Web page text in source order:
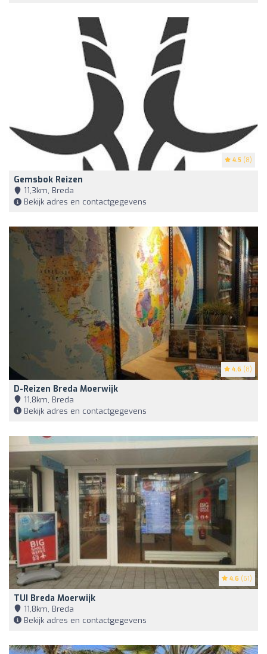
4.5 (8)
Gemsbok Reizen
11,3km, Breda
Bekijk adres en contactgegevens
4.6 (8)
D-Reizen Breda Moerwijk
11,8km, Breda
Bekijk adres en contactgegevens
4.6 (61)
TUI Breda Moerwijk
11,8km, Breda
Bekijk adres en contactgegevens